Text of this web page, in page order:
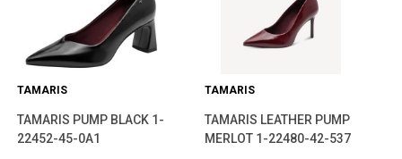
TAMARIS
TAMARIS PUMP BLACK 1-
22452-45-0A1
TAMARIS
TAMARIS LEATHER PUMP
MERLOT 1-22480-42-537